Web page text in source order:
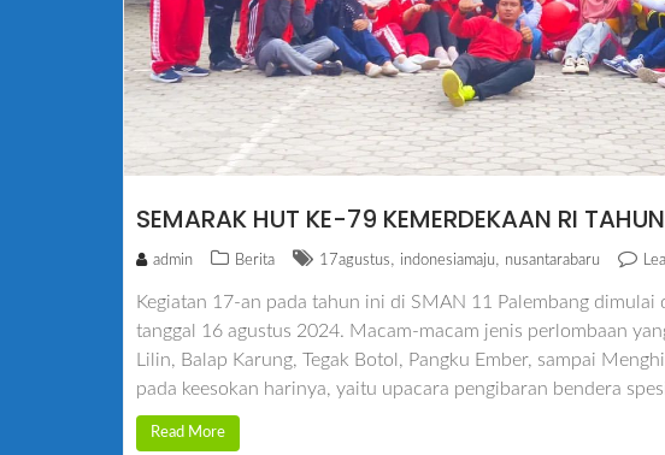
SEMARAK HUT KE-79 KEMERDEKAAN RI
admin Berita 17agustus, indonesiamaju, nusantarabaru
Kegiatan 17-an pada tahun ini di SMAN 11 Palembang
tanggal 16 agustus 2024. Macam-macam jenis perlombaan
Lilin, Balap Karung, Tegak Botol, Pangku Ember, sampai
pada keesokan harinya, yaitu upacara pengibaran bendera
Read More